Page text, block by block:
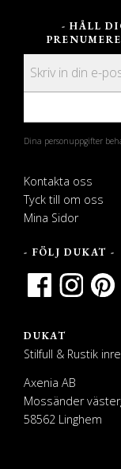
- HÅLL
Dina personuppgifter
Kontakta oss
Tyck till om oss
Mina Sidor
- FÖLJ DUKAT -
DUKAT
Stilfull & Rustik
Axenia AB
Mossänder
58562 Linghem